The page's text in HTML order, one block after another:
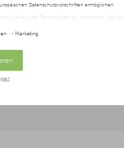
Datenschutzvorschriften ermöglichen.
Cookies und Technologien zu verwenden. Sie
am unteren Ende der Webseite klicken.
Marketing
Je advertentiebudget